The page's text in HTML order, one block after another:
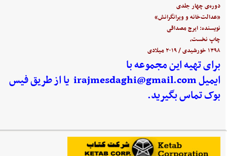
دوره‌ی چهار جلدی
«عدالت‌خانه و ویرانگرانش»
نویسنده: ایرج مصداقی
چاپ نخست،
۱۳۹۸ خورشیدی / ۲۰۱۹ میلادی
برای تهیه این مجموعه با
ایمیلirajmesdaghi@gmail.com یا از طریق فیس
بوک تماس بگیرید.